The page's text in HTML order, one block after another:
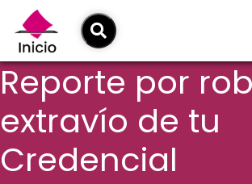
Reporte por
extravío de tu
Credencial